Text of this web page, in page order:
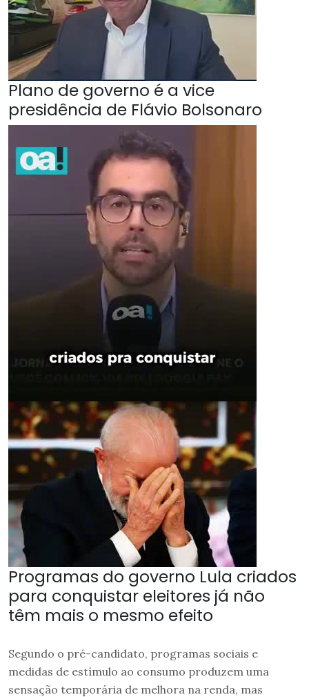
Plano de governo é a vice
presidência de Flávio Bolsonaro
Programas do governo Lula criados
para conquistar eleitores já não
têm mais o mesmo efeito
Segundo o pré-candidato, programas sociais e
medidas de estímulo ao consumo produzem uma
sensação temporária de melhora na renda, mas